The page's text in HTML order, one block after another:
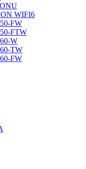
WIFI6
FW
FTW
W
TW
FW